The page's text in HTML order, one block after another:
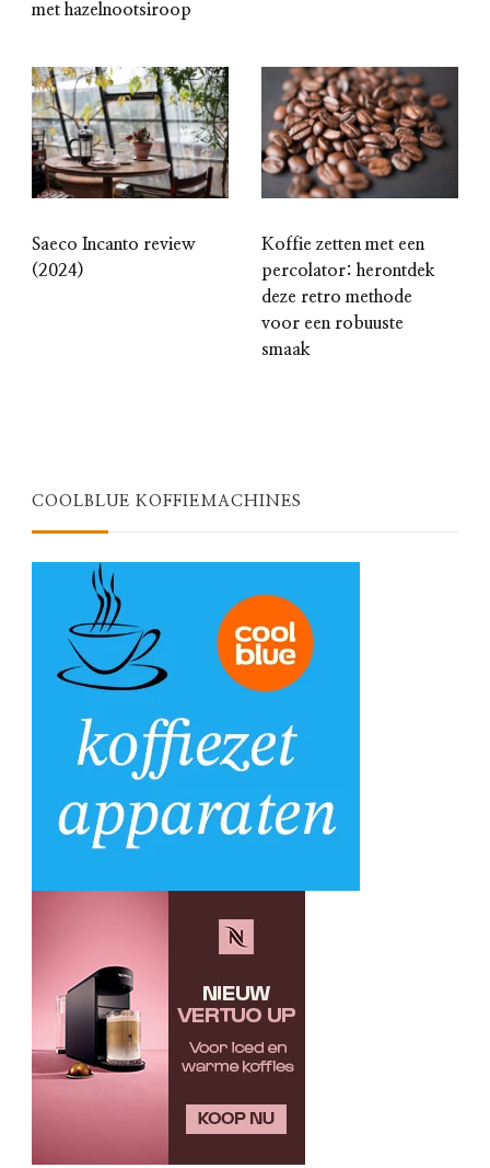
met hazelnootsiroop
Saeco Incanto review
(2024)
Koffie zetten met een
percolator: herontdek
deze retro methode
voor een robuuste
smaak
COOLBLUE KOFFIEMACHINES